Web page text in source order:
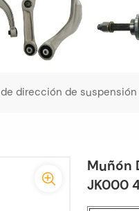
de dirección de suspensión
Muñón
JK000